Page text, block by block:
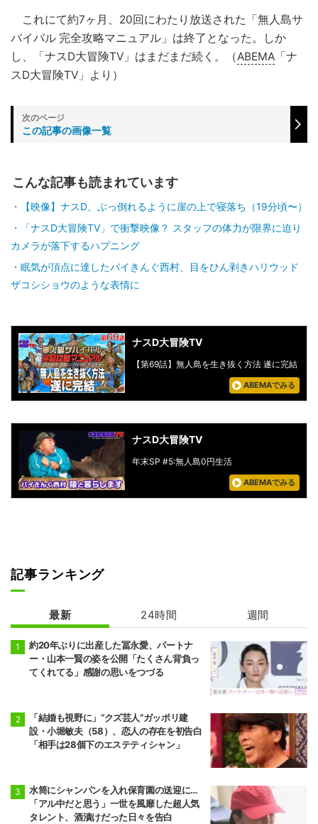
これにて約7ヶ月、20回にわたり放送された「無人島サ
バイバル 完全攻略マニュアル」は終了となった。しか
し、「ナスD大冒険TV」はまだまだ続く。（ABEMA 「ナ
スD大冒険TV」より）
この記事の画像一覧
こんな記事も読まれています
【映像】ナスD、ぶっ倒れるように崖の上で寝落ち（19分頃〜）
「ナスD大冒険TV」で衝撃映像？ スタッフの体力が限界に迫り
カメラが落下するハプニング
眠気が頂点に達したバイきんぐ西村、目をひん剥きハリウッド
ザコシショウのような表情に
ナスD大冒険TV
【第69話】無人島を生き抜く方法 遂に完結
ABEMAでみる
ナスD大冒険TV
年末SP #5:無人島0円生活
ABEMAでみる
記事ランキング
最新 24時間 週間
約20年ぶりに出産した冨永愛、パートナ
ー・山本一賢の姿を公開「たくさん背負っ
てくれてる」感謝の思いをつづる
「結婚も視野に」“クズ芸人”ガッポリ建
設・小堀敏夫（58）、恋人の存在を初告白
「相手は28個下のエステティシャン」
水筒にシャンパンを入れ保育園の送迎に…
「アル中だと思う」一世を風靡した超人気
タレント、酒漬けだった日々を告白